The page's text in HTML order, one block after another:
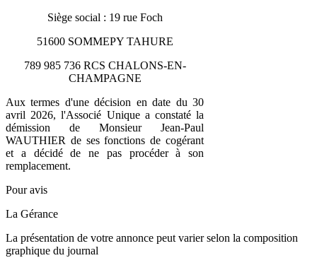
Siège social : 19 rue Foch
51600 SOMMEPY TAHURE
789 985 736 RCS CHALONS-EN-
CHAMPAGNE
Aux termes d'une décision en date du 30
avril 2026, l'Associé Unique a constaté la
démission de Monsieur Jean-Paul
WAUTHIER de ses fonctions de cogérant
et a décidé de ne pas procéder à son
remplacement.
Pour avis
La Gérance
La présentation de votre annonce peut varier selon la composition
graphique du journal